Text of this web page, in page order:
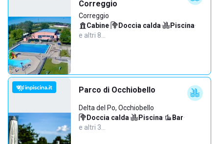
Correggio
Correggio
Cabine· Doccia calda· Piscina·
e altri 8…
Parco di Occhiobello
Delta del Po, Occhiobello
Doccia calda· Piscina· Bar·
e altri 3…